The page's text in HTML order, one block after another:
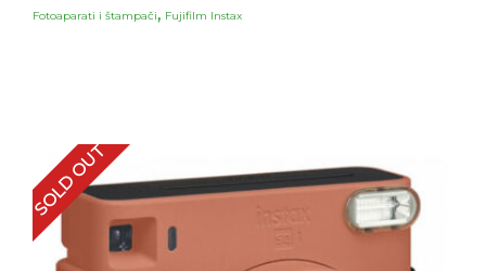
Fotoaparati i štampači, Fujifilm Instax
SOLD OUT